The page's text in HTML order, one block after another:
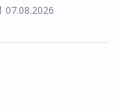
07.08.2026